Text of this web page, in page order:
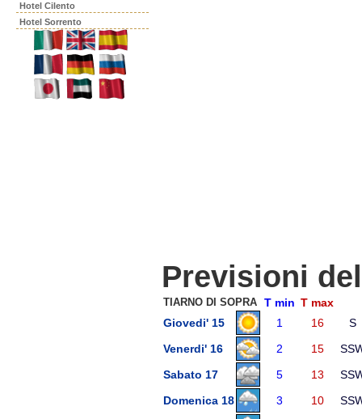
Hotel Cilento
Hotel Sorrento
Previsioni
TIARNO DI SOPRA T min T max
Giovedi' 15
1 16
S
Venerdi' 16
2 15
Sabato 17
5 13
Domenica 18
3 10